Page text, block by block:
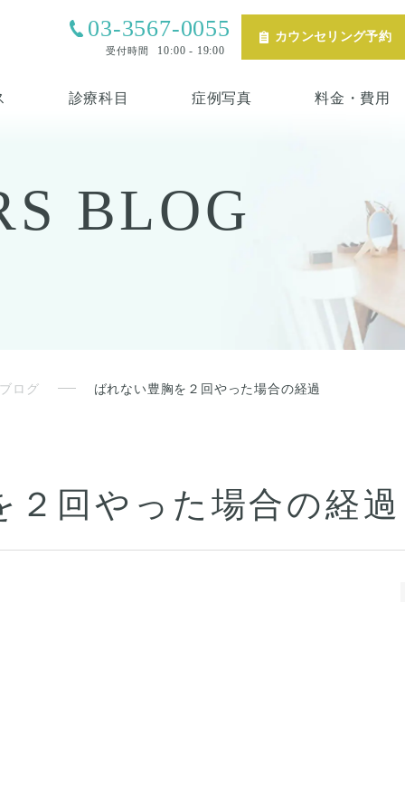
03-3567-0055
受付時間 10:00 - 19:00
カウンセリング予約
診療科目 症例写真 料金・費用
BLOG
ログ ばれない豊胸を２回やった場合の経過
２回やった場合の経過